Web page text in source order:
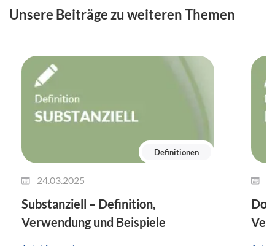
Unsere Beiträge zu weiteren Themen
Definitionen
24.03.2025
Substanziell – Definition,
Verwendung und Beispiele